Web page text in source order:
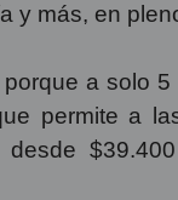
y más, en
a solo
permite a
desde